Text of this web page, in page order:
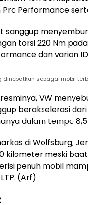
Performance
torsi 220 Nm
dan varian
dinobatkan sebagai mobil
VW
berakselerasi
dalam tempo
di Wolfsburg,
kilometer meski
penuh mobil
(Arf)